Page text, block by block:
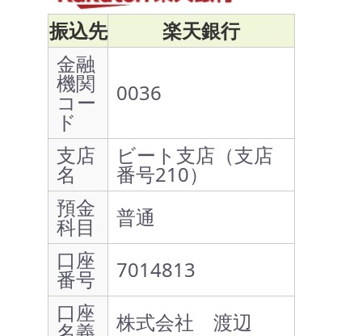
振込先
楽天銀行
金融
機関
コー
ド
0036
支店
名
ビート支店（支店
番号210）
預金
科目
普通
口座
番号
7014813
口座
株式会社 渡辺